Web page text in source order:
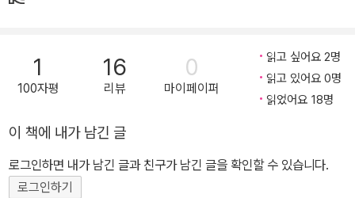
철조망에 가로막혀 버립니다. 아이들은 다시 힘내서 공차기를 할 수
있을까요? 《그 공 차요!》는 지금도 세계 곳곳에서 각종 위험에 노출
된 채 힘들게 일하며 살아가는 아이들의 모습을 담았습니다. 이 아이
들을 위해 국제노동기구(ILO)에서는 매년 6월 12일을 ‘세계 아동 노
동 반대의 날’로 제정해 아동 노동 반대 운동에 앞장서고 있지요. 아이
들이 일터가 아닌 학교에 갈 수 있도록, 그림책 《그 공 차요!》와 함께
아이들의 빛나는 앞날을 응원해 주세요! *《그 공 차요!》는 모든 아이
1
100자평
16
리뷰
0
마이페이퍼
읽고 싶어요 2명
읽고 있어요 0명
읽었어요 18명
이 책에 내가 남긴 글
로그인하면 내가 남긴 글과 친구가 남긴 글을 확인할 수 있습니다.
로그인하기